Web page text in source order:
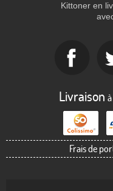
Kittoner en
Livraison
Frais de